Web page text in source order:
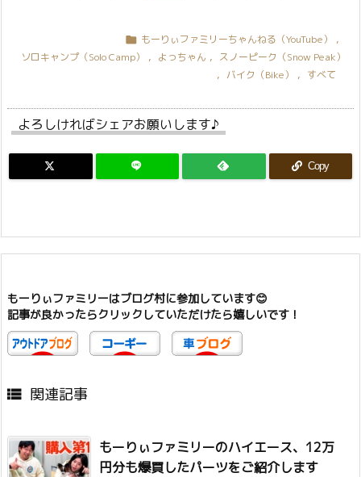
 もーりぃファミリーちゃんねる（YouTube）
,
ソロキャンプ（Solo Camp）
, よっちゃん , スノーピーク（Snow Peak）
, バイク（Bike） , すべて
よろしければシェアお願いします♪
Copy
もーりぃファミリーはブログ村に参加しています😊
記事が良かったらクリックしていただけたら嬉しいです！
 関連記事
もーりぃファミリーのハイエース、12万
円分も爆買したパーツをご紹介します